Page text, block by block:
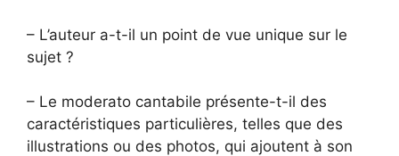
– L’auteur a-t-il un point de vue unique sur le
sujet ?
– Le moderato cantabile présente-t-il des
caractéristiques particulières, telles que des
illustrations ou des photos, qui ajoutent à son